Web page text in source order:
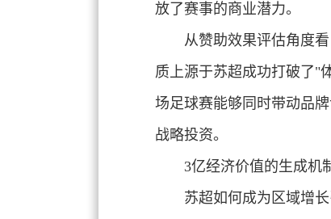
放了赛事的商业潜力。
从赞助效果评估角度看
质上源于苏超成功打破了"
场足球赛能够同时带动品
战略投资。
3亿经济价值的生成机
苏超如何成为区域增